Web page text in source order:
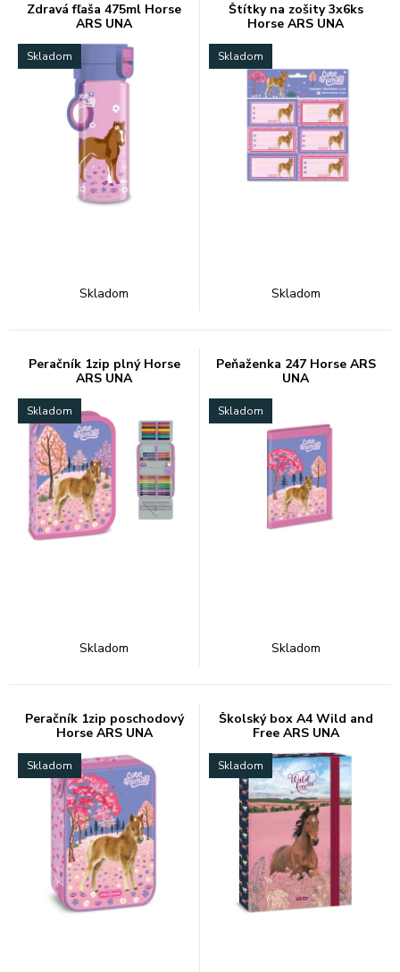
Zdravá fľaša 475ml Horse
ARS UNA
Skladom
Skladom
Štítky na zošity 3x6ks
Horse ARS UNA
Skladom
Skladom
Peračník 1zip plný Horse
ARS UNA
Skladom
Skladom
Peňaženka 247 Horse ARS
UNA
Skladom
Skladom
Peračník 1zip poschodový
Horse ARS UNA
Skladom
Školský box A4 Wild and
Free ARS UNA
Skladom